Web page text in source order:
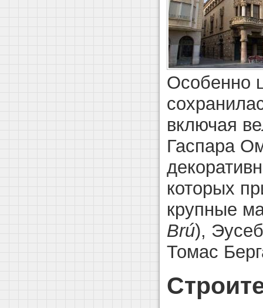
Особенно
включая
Гаспара
которых
крупные
Brú),
Томас